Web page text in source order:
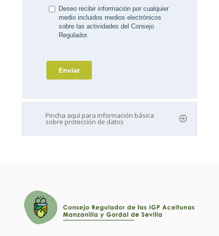
Pincha aquí para información básica
sobre protección de datos